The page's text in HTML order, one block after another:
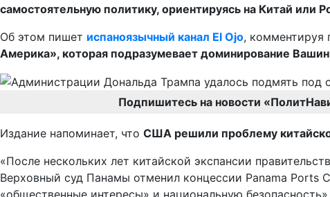
самостоятельную политику, ориентируясь на Китай или
Об этом пишет испаноязычный канал El Ojo, комментируя
Америка», которая подразумевает доминирование
Подпишитесь на новости
Издание напоминает, что США решили проблему
«После нескольких лет китайской экспансии
Верховный суд Панамы отменил концессии Panama Ports